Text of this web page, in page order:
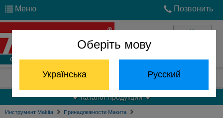
Оберіть мову
Українська Русский
Меню Позвонить
Войти
Отдел запчастей: (068) 824-24-24
Каталог продукции
Инструмент Makita
Принадлежности Макита